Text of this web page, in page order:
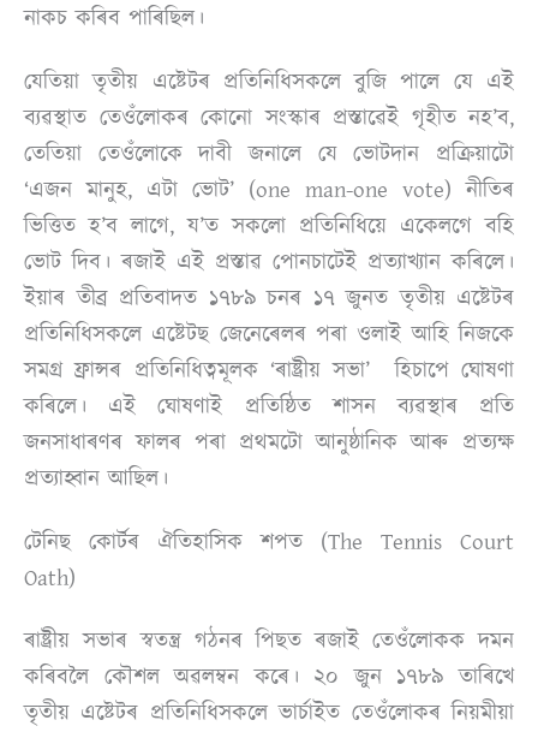
নাকচ কৰিব পাৰিছিল।
যেতিয়া তৃতীয় এষ্টেটৰ প্ৰতিনিধিসকলে বুজি পালে যে এই
ব্যৱস্থাত তেওঁলোকৰ কোনো সংস্কাৰ প্ৰস্তাৱেই গৃহীত নহ’ব,
তেতিয়া তেওঁলোকে দাবী জনালে যে ভোটদান প্ৰক্ৰিয়াটো
‘এজন মানুহ, এটা ভোট’ (one man-one vote) নীতিৰ
ভিত্তিত হ’ব লাগে, য’ত সকলো প্ৰতিনিধিয়ে একেলগে বহি
ভোট দিব। ৰজাই এই প্ৰস্তাৱ পোনচাটেই প্ৰত্যাখ্যান কৰিলে।
ইয়াৰ তীব্ৰ প্ৰতিবাদত ১৭৮৯ চনৰ ১৭ জুনত তৃতীয় এষ্টেটৰ
প্ৰতিনিধিসকলে এষ্টেটছ জেনেৰেলৰ পৰা ওলাই আহি নিজকে
সমগ্ৰ ফ্ৰান্সৰ প্ৰতিনিধিত্বমূলক ‘ৰাষ্ট্ৰীয় সভা’ হিচাপে ঘোষণা
কৰিলে। এই ঘোষণাই প্ৰতিষ্ঠিত শাসন ব্যৱস্থাৰ প্ৰতি
জনসাধাৰণৰ ফালৰ পৰা প্ৰথমটো আনুষ্ঠানিক আৰু প্ৰত্যক্ষ
প্ৰত্যাহ্বান আছিল।
টেনিছ কোৰ্টৰ ঐতিহাসিক শপত (The Tennis Court
Oath)
ৰাষ্ট্ৰীয় সভাৰ স্বতন্ত্ৰ গঠনৰ পিছত ৰজাই তেওঁলোকক দমন
কৰিবলৈ কৌশল অৱলম্বন কৰে। ২০ জুন ১৭৮৯ তাৰিখে
তৃতীয় এষ্টেটৰ প্ৰতিনিধিসকলে ভাৰ্চাইত তেওঁলোকৰ নিয়মীয়া